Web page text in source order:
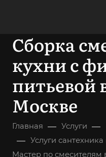
Сборка
кухни с
питьевой
Москве
Главная — Услуги —
— Услуги
Мастер по смесителям